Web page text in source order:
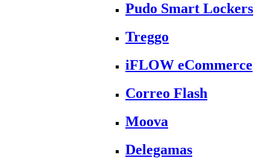
Pudo Smart Lockers
Treggo
iFLOW eCommerce
Correo Flash
Moova
Delegamas